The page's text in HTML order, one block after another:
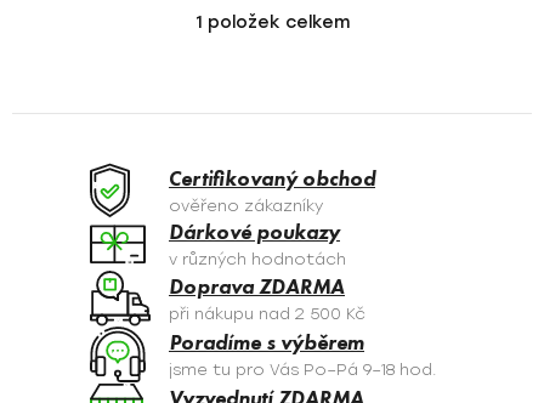
O
á
c
í
p
r
v
k
y
v
1 položek celkem
Certifikovaný obchod
ověřeno zákazníky
Dárkové poukazy
v různých hodnotách
Doprava ZDARMA
při nákupu nad 2 500 Kč
Poradíme s výběrem
jsme tu pro Vás Po–Pá 9–18 hod.